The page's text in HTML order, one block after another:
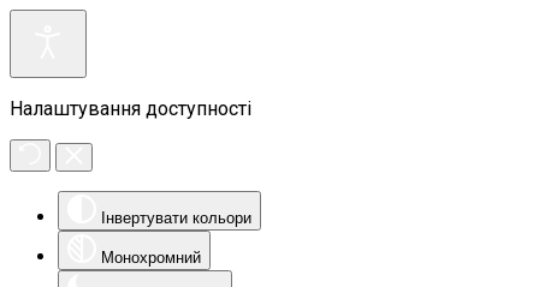
Налаштування доступності
Інвертувати кольори
Монохромний